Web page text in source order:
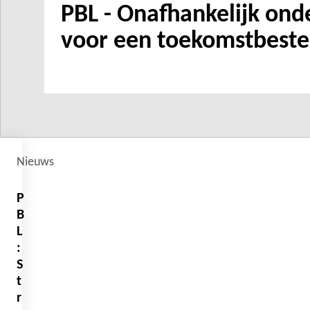
PBL - Onafhankelijk
voor een
P
B
L
:
S
t
r
Nieuws